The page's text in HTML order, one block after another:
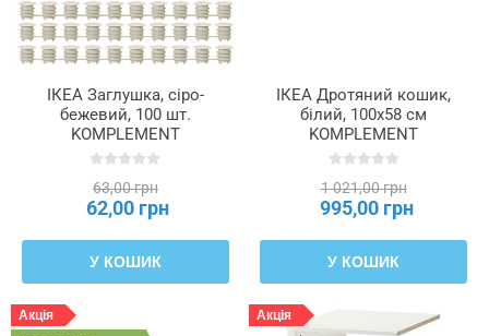
ІКЕА Заглушка, сіро-
бежевий, 100 шт.
KOMPLEMENT
КОМПЛІМЕНТ, 705.679.33
63,00 грн
62,00 грн
У КОШИК
ІКЕА Дротяний кошик,
білий, 100x58 см
KOMPLEMENT
КОМПЛІМЕНТ, 002.572.98
1 021,00 грн
995,00 грн
У КОШИК
Акція
Акція